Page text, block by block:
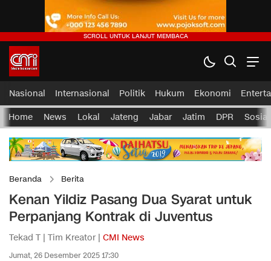
Nasional Internasional Politik Hukum Ekonomi
Home News Lokal Jateng Jabar Jatim DPR Sosial
Beranda Berita
Kenan Yildiz Pasang Dua Syarat untuk
Perpanjang Kontrak di Juventus
Tekad T | Tim Kreator | CMI News
Jumat, 26 Desember 2025 17:30